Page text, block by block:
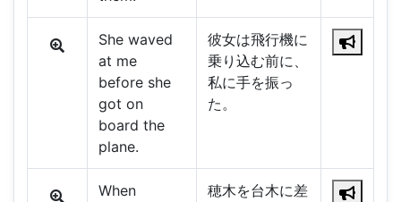
She waved
at me
before she
got on
board the
plane.
彼女は飛行機に
乗り込む前に、
私に手を振っ
た。
When
穂木を台木に差